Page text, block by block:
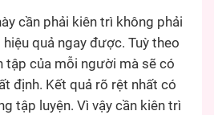
cần phải kiên trì không phải
quả ngay được. Tuỳ theo
tập của mỗi người mà sẽ có
định. Kết quả rõ rệt nhất có
tập luyện. Vì vậy cần kiên trì